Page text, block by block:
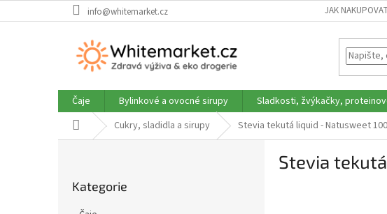
na
info@whitemarket.cz JAK NAKUPOVAT
Čaje Bylinkové a ovocné sirupy Sladkosti, žvýkačky,
Domů Cukry, sladidla a sirupy Stevia tekutá liquid - Natusweet
kategorie
Kategorie
Stevia